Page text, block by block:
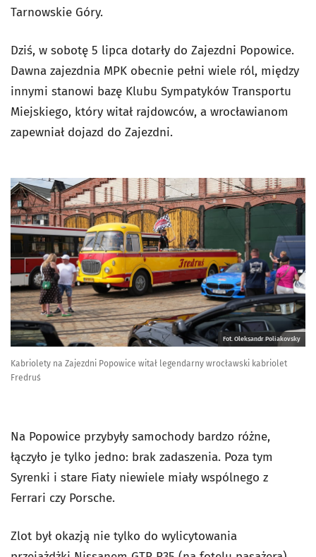
Tarnowskie Góry.
Dziś, w sobotę 5 lipca dotarły do Zajezdni Popowice.
Dawna zajezdnia MPK obecnie pełni wiele ról, między
innymi stanowi bazę Klubu Sympatyków Transportu
Miejskiego, który witał rajdowców, a wrocławianom
zapewniał dojazd do Zajezdni.
Fot. Oleksandr Poliakovsky
Kabriolety na Zajezdni Popowice witał legendarny wrocławski kabriolet
Fredruś
Na Popowice przybyły samochody bardzo różne,
łączyło je tylko jedno: brak zadaszenia. Poza tym
Syrenki i stare Fiaty niewiele miały wspólnego z
Ferrari czy Porsche.
Zlot był okazją nie tylko do wylicytowania